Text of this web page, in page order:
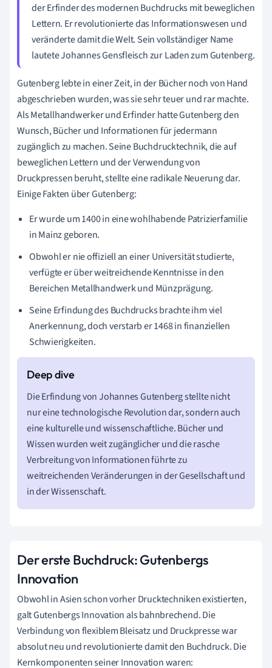
der Erfinder des modernen Buchdrucks mit beweglichen
Lettern. Er revolutionierte das Informationswesen und
veränderte damit die Welt. Sein vollständiger Name
lautete Johannes Gensfleisch zur Laden zum Gutenberg.
Gutenberg lebte in einer Zeit, in der Bücher noch von Hand
abgeschrieben wurden, was sie sehr teuer und rar machte.
Als Metallhandwerker und Erfinder hatte Gutenberg den
Wunsch, Bücher und Informationen für jedermann
zugänglich zu machen. Seine Buchdrucktechnik, die auf
beweglichen Lettern und der Verwendung von
Druckpressen beruht, stellte eine radikale Neuerung dar.
Einige Fakten über Gutenberg:
Er wurde um 1400 in eine wohlhabende Patrizierfamilie
in Mainz geboren.
Obwohl er nie offiziell an einer Universität studierte,
verfügte er über weitreichende Kenntnisse in den
Bereichen Metallhandwerk und Münzprägung.
Seine Erfindung des Buchdrucks brachte ihm viel
Anerkennung, doch verstarb er 1468 in finanziellen
Schwierigkeiten.
Die Erfindung von Johannes Gutenberg stellte nicht
nur eine technologische Revolution dar, sondern auch
eine kulturelle und wissenschaftliche. Bücher und
Wissen wurden weit zugänglicher und die rasche
Verbreitung von Informationen führte zu
weitreichenden Veränderungen in der Gesellschaft und
in der Wissenschaft.
Der erste Buchdruck: Gutenbergs
Innovation
Obwohl in Asien schon vorher Drucktechniken existierten,
galt Gutenbergs Innovation als bahnbrechend. Die
Verbindung von flexiblem Bleisatz und Druckpresse war
absolut neu und revolutionierte damit den Buchdruck. Die
Kernkomponenten seiner Innovation waren: